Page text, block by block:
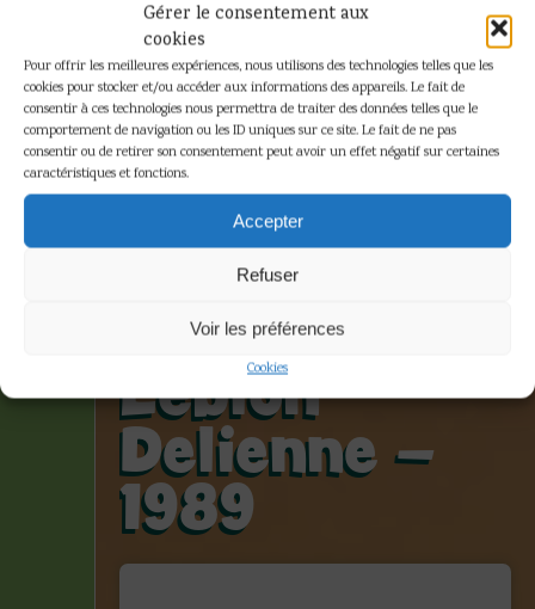
Gérer le consentement aux
cookies
Pour offrir les meilleures expériences, nous utilisons des technologies telles que les
cookies pour stocker et/ou accéder aux informations des appareils. Le fait de
consentir à ces technologies nous permettra de traiter des données telles que le
comportement de navigation ou les ID uniques sur ce site. Le fait de ne pas
consentir ou de retirer son consentement peut avoir un effet négatif sur certaines
caractéristiques et fonctions.
Accepter
Refuser
Voir les préférences
Cookies
Franquin –
Buste
Gaston –
Leblon
Delienne –
1989